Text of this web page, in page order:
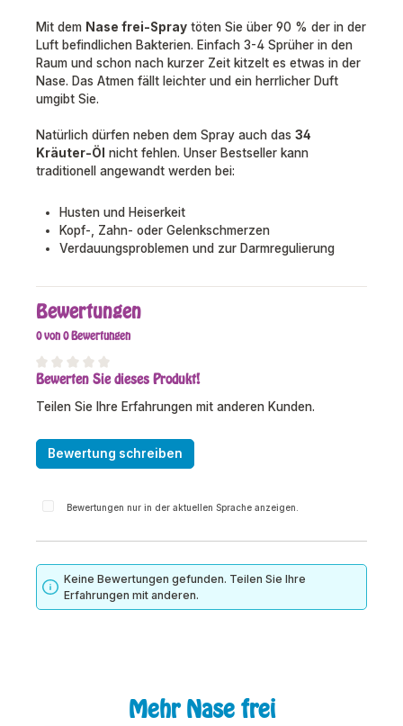
Mit dem Nase frei-Spray töten Sie über 90 % der in der
Luft befindlichen Bakterien. Einfach 3-4 Sprüher in den
Raum und schon nach kurzer Zeit kitzelt es etwas in der
Nase. Das Atmen fällt leichter und ein herrlicher Duft
umgibt Sie.
Natürlich dürfen neben dem Spray auch das 34
Kräuter-Öl nicht fehlen. Unser Bestseller kann
traditionell angewandt werden bei:
Husten und Heiserkeit
Kopf-, Zahn- oder Gelenkschmerzen
Verdauungsproblemen und zur Darmregulierung
Bewertungen
0 von 0 Bewertungen
Durchschnittliche Bewertung von 0 von 5 Sternen
Bewerten Sie dieses Produkt!
Teilen Sie Ihre Erfahrungen mit anderen Kunden.
Bewertung schreiben
Bewertungen nur in der aktuellen Sprache anzeigen.
Keine Bewertungen gefunden. Teilen Sie Ihre
Erfahrungen mit anderen.
Produktgalerie überspringenMehr Nase frei